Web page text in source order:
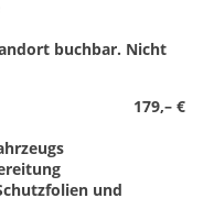
buchbar. Nicht
179,– €
und